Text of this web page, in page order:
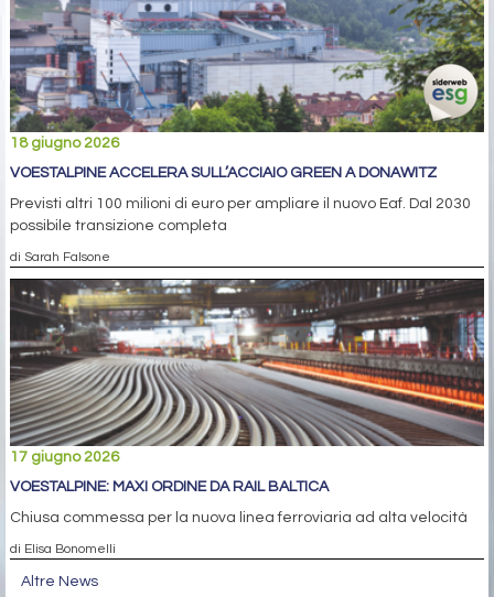
18 giugno 2026
VOESTALPINE ACCELERA SULL’ACCIAIO GREEN A DONAWITZ
Previsti altri 100 milioni di euro per ampliare il nuovo Eaf. Dal 2030
possibile transizione completa
di Sarah Falsone
17 giugno 2026
VOESTALPINE: MAXI ORDINE DA RAIL BALTICA
Chiusa commessa per la nuova linea ferroviaria ad alta velocità
di Elisa Bonomelli
Altre News